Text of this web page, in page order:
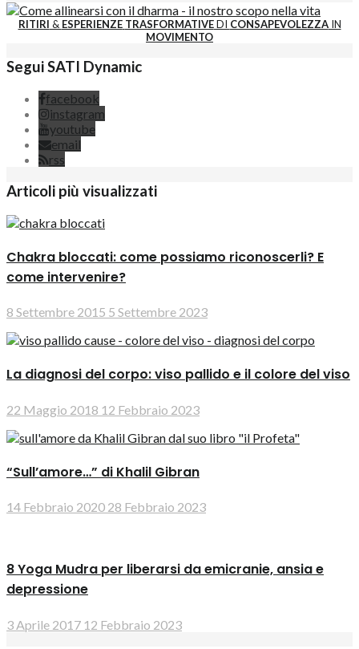
RITIRI & ESPERIENZE TRASFORMATIVEDI CONSAPEVOLEZZAIN
MOVIMENTO
Segui SATI Dynamic
facebook
instagram
youtube
email
rss
Articoli più visualizzati
Chakra bloccati: come possiamo riconoscerli? E
come intervenire?
8 Settembre 2015 5 Settembre 2023
La diagnosi del corpo: viso pallido e il colore del viso
22 Maggio 2018 12 Febbraio 2023
“Sull’amore…” di Khalil Gibran
14 Febbraio 2020 28 Febbraio 2023
8 Yoga Mudra per liberarsi da emicranie, ansia e
depressione
3 Aprile 2017 12 Febbraio 2023